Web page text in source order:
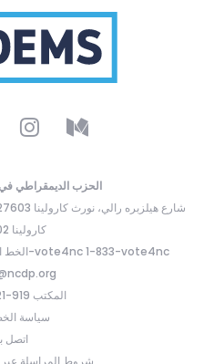
الحزب الديمقراطي في
كارولينا 27602
الخط الساخن لمساعدة الناخبين: 1-833-vote4nc 1-833-vote4nc
المكتب 919-821-2777
سياسة
اتصل
شروط المراسلة عبر